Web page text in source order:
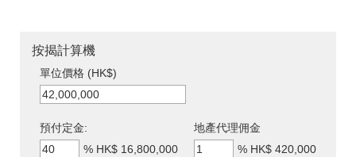
按揭計算機
單位價格 (HK$)
預付定金:
% HK$ 16,800,000
地產代理佣金
% HK$ 420,000